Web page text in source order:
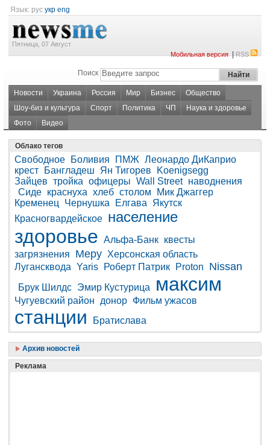
Язык: рус укр eng
Пятница, 07 Август
Мобильная версия|RSS
Поиск
Новости Украина Россия Мир Бизнес
Общество
Шоу-биз и культура
Спорт Политика ЧП
Наука и здоровье
Фото
Видео
Облако тегов
Свободное Боливия ПМЖ Леонардо ДиКаприо
крест
Бангладеш Ян Тигорев
Koenigsegg
Зайцев тройка офицеры Wall Street наводнения
Сиде краснуха хлеб столом
Мик Джаггер
Кременец
Чернушка Елгава
Якутск
Красногвардейское население
здоровье Альфа-Банк квесты
загрязнения
Меру Херсонская область
Лугансквода Yaris Роберт Патрик Proton Nissan
Брук Шилдс Эмир Кустурица максим
Чугуевский район донор Фильм ужасов
станции Братислава
Архив новостей
Реклама